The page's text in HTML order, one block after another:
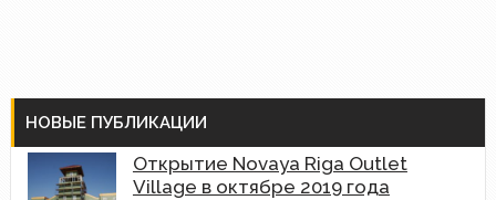
НОВЫЕ ПУБЛИКАЦИИ
Открытие Novaya Riga Outlet
Village в октябре 2019 года